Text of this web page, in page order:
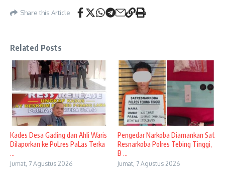
Share this Article
Related Posts
Kades Desa Gading dan Ahli Waris
Dilaporkan ke PoLres PaLas Terka
...
Jumat, 7 Agustus 2026
Pengedar Narkoba Diamankan Sat
Resnarkoba Polres Tebing Tinggi,
B ...
Jumat, 7 Agustus 2026